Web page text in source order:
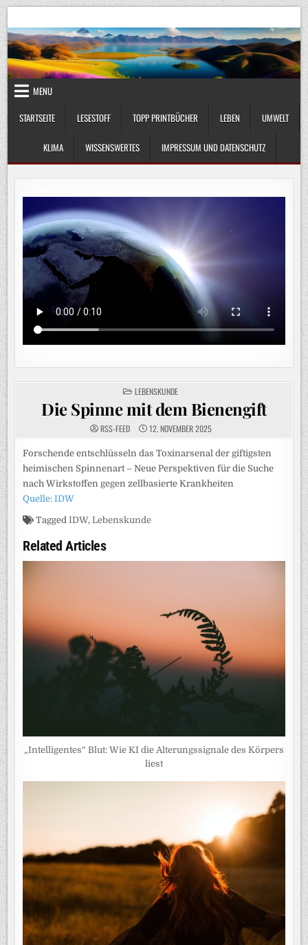
Skip
to
content
UmweltKlima.com
MENU
STARTSEITE
LESESTOFF TOPP PRINTBÜCHER LEBEN UMWELT
KLIMA WISSENSWERTES IMPRESSUM UND DATENSCHUTZ
POSTED
IN
LEBENSKUNDE
Die Spinne mit dem Bienengift
RSS-FEED 12. NOVEMBER 2025
Forschende entschlüsseln das Toxinarsenal der giftigsten
heimischen Spinnenart – Neue Perspektiven für die Suche
nach Wirkstoffen gegen zellbasierte Krankheiten
Quelle: IDW
TaggedIDW,Lebenskunde
Related Articles
„Intelligentes“ Blut: Wie KI die Alterungssignale des Körpers
liest